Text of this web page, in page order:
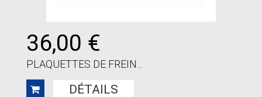
36,00 €
PLAQUETTES DE FREIN...
DÉTAILS